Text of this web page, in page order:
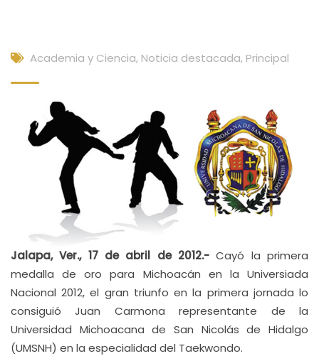
Academia y Ciencia, Noticia destacada, Principal
Jalapa, Ver., 17 de abril de 2012.- Cayó la primera
medalla de oro para Michoacán en la Universiada
Nacional 2012, el gran triunfo en la primera jornada lo
consiguió Juan Carmona representante de la
Universidad Michoacana de San Nicolás de Hidalgo
(UMSNH) en la especialidad del Taekwondo.